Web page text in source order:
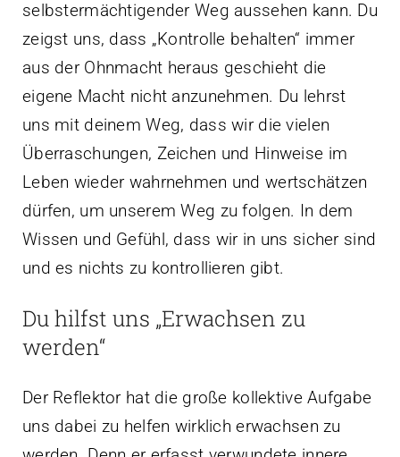
selbstermächtigender Weg aussehen kann. Du
zeigst uns, dass „Kontrolle behalten“ immer
aus der Ohnmacht heraus geschieht die
eigene Macht nicht anzunehmen. Du lehrst
uns mit deinem Weg, dass wir die vielen
Überraschungen, Zeichen und Hinweise im
Leben wieder wahrnehmen und wertschätzen
dürfen, um unserem Weg zu folgen. In dem
Wissen und Gefühl, dass wir in uns sicher sind
und es nichts zu kontrollieren gibt.
Du hilfst uns „Erwachsen zu
werden“
Der Reflektor hat die große kollektive Aufgabe
uns dabei zu helfen wirklich erwachsen zu